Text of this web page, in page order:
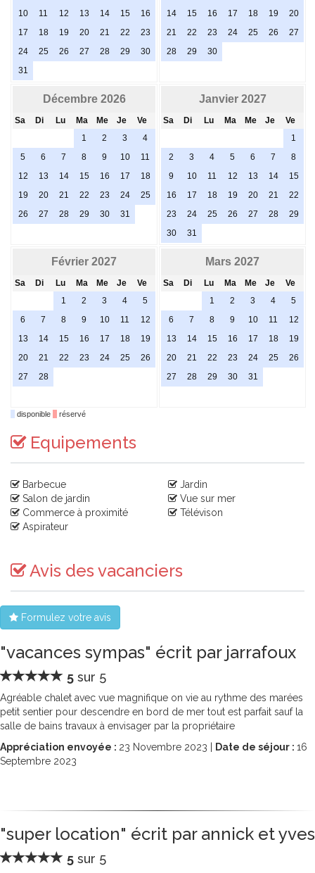
10
11 12 13 14 15
16
17
18 19 20 21 22
23
24
25 26 27 28 29
30
31
14
15 16 17 18 19
20
21
22 23 24 25 26
27
28
29 30
Décembre 2026
Sa Di Lu Ma Me Je
Ve
1
2 3
4
5
6 7 8 9 10
11
12
13 14 15 16 17
18
19
20 21 22 23 24
25
26
27 28 29 30 31
Janvier 2027
Sa Di Lu Ma Me Je
Ve
1
2
3 4 5 6 7
8
9
10 11 12 13 14
15
16
17 18 19 20 21
22
23
24 25 26 27 28
29
30
31
Février 2027
Sa Di Lu Ma Me Je
Ve
1
2 3 4
5
6
7 8 9 10 11
12
13
14 15 16 17 18
19
20
21 22 23 24 25
26
27
28
Mars 2027
Sa Di Lu Ma Me Je
Ve
1
2 3 4
5
6
7 8 9 10 11
12
13
14 15 16 17 18
19
20
21 22 23 24 25
26
27
28 29 30 31
disponible réservé
Equipements
Barbecue
Jardin
Salon de jardin
Vue sur mer
Commerce à proximité
Télévison
Aspirateur
Avis des vacanciers
Formulez votre avis
"vacances sympas" écrit par jarrafoux
5 sur 5
Agréable chalet avec vue magnifique on vie au rythme des marées
petit sentier pour descendre en bord de mer tout est parfait sauf la
salle de bains travaux à envisager par la propriétaire
Appréciation envoyée : 23 Novembre 2023 | Date de séjour : 16
Septembre 2023
"super location" écrit par annick et yves
5 sur 5